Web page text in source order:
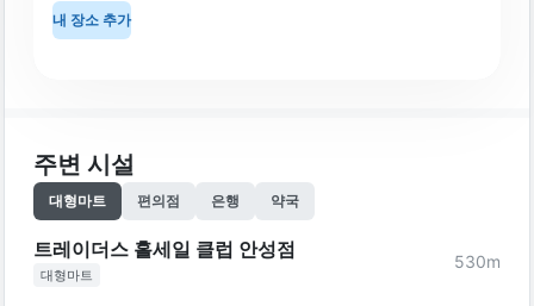
내 장소 추가
주변 시설
대형마트 편의점 은행 약국
트레이더스 홀세일 클럽 안성점
대형마트
530m